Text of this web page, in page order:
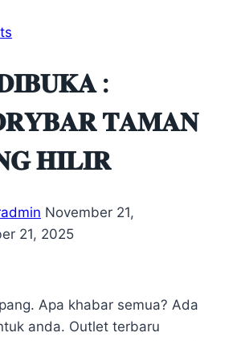
:
𝐓𝐀𝐌𝐀𝐍
𝐇𝐈𝐋𝐈𝐑
November 21,
21, 2025
Apa khabar semua? Ada
anda. Outlet terbaru